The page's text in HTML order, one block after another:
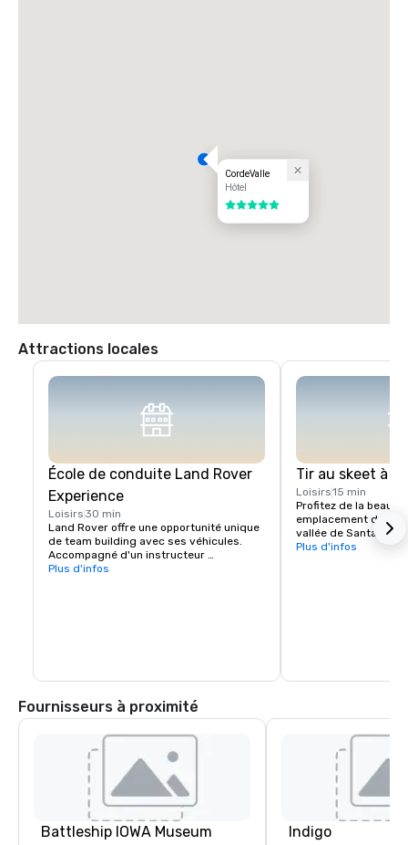
CordeValle
Hôtel
5 sur 5
Attractions locales
École de conduite Land Rover
Experience
Loisirs 30 min
Land Rover offre une opportunité unique
de team building avec ses véhicules.
Accompagné d'un instructeur
professionnel, votre groupe apprendra à
Plusieurs défis sont proposés ainsi que
plus d'informations.
Plus d'infos
Tir au skeet à
Loisirs15 min
Profitez de la
emplacement dans
vallée de Santa
Experience Package,
Plus d'infos
Fournisseurs à proximité
Battleship IOWA Museum Indigo